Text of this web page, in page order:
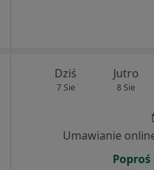
Dziś
7 Sie
Jutro
8 Sie
Umawianie